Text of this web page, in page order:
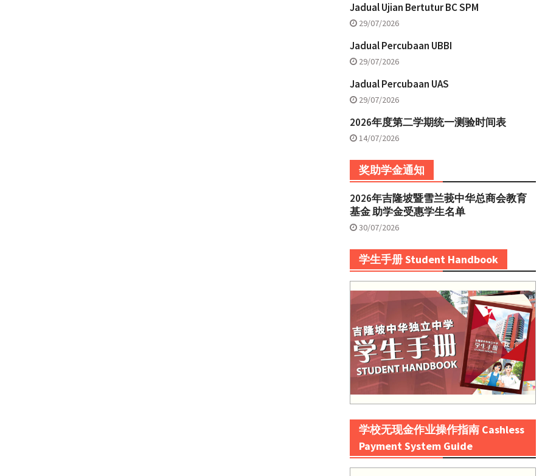
Jadual Ujian Bertutur BC SPM
29/07/2026
Jadual Percubaan UBBI
29/07/2026
Jadual Percubaan UAS
29/07/2026
2026年度第二学期统一测验时间表
14/07/2026
奖助学金通知
2026年吉隆坡暨雪兰莪中华总商会教育
基金 助学金受惠学生名单
30/07/2026
学生手册 Student Handbook
学校无现金作业操作指南 Cashless
Payment System Guide